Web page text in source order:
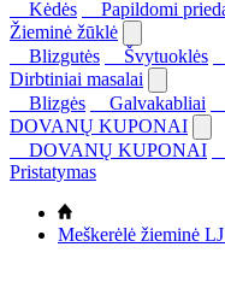
Kėdės
Papildomi
Žieminė žūklė
Blizgutės
Švytuoklės
Dirbtiniai masalai
Blizgės
Galvakabliai
DOVANŲ KUPONAI
DOVANŲ KUPONAI
Pristatymas
Meškerėlė žieminė